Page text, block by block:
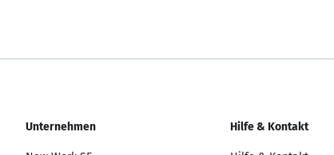
Unternehmen Hilfe & Kontakt